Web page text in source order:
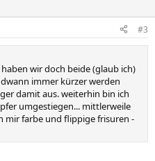
#3
wir doch beide (glaub ich)
immer kürzer werden
damit aus. weiterhin bin ich
umgestiegen... mittlerweile
mir farbe und flippige frisuren -